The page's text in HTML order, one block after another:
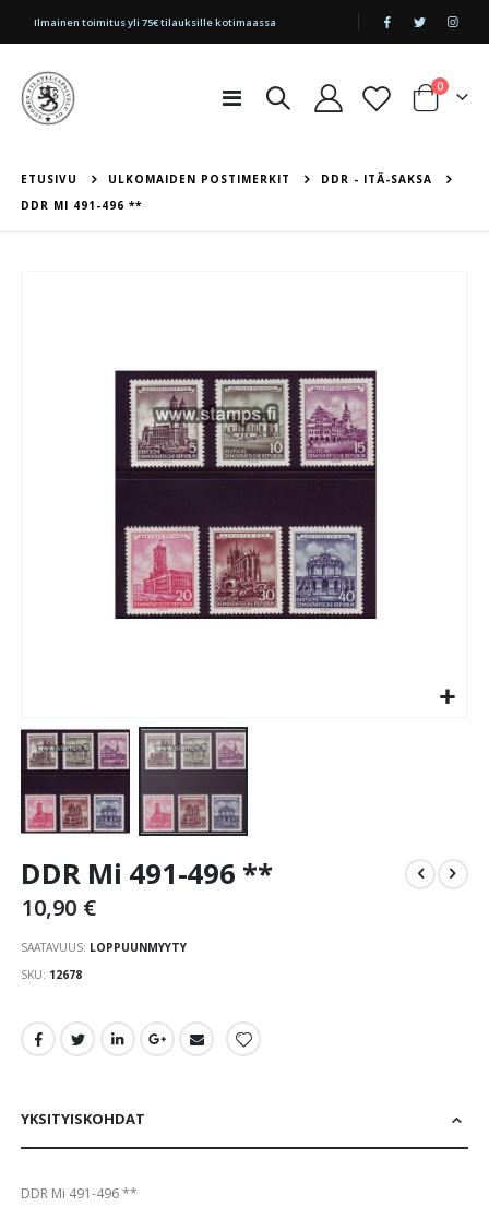
|
Ilmainen toimitus yli 75€ tilauksille kotimaassa
Toggle
Cart
0tuotetta
ETUSIVU ULKOMAIDEN POSTIMERKIT
DDR - ITÄ-SAKSA
DDR MI 491-496 **
to
beginning
images
DDR Mi 491-496 **
10,90 €
SAATAVUUS: LOPPUUNMYYTY
SKU 12678
YKSITYISKOHDAT
DDR Mi 491-496 **